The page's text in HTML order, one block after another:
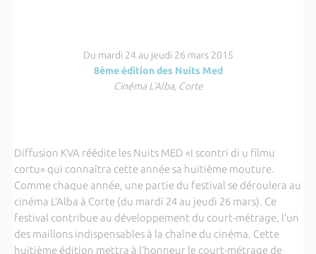
Du mardi 24 au jeudi 26 mars 2015
8ème édition des Nuits Med
Cinéma L’Alba, Corte
Diffusion KVA réédite les Nuits MED «I scontri di u filmu
cortu» qui connaîtra cette année sa huitième mouture.
Comme chaque année, une partie du festival se déroulera au
cinéma L’Alba à Corte (du mardi 24 au jeudi 26 mars). Ce
festival contribue au développement du court-métrage, l’un
des maillons indispensables à la chaîne du cinéma. Cette
huitième édition mettra à l’honneur le court-métrage de